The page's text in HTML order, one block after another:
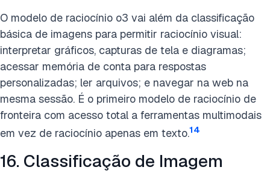
O modelo de raciocínio o3 vai além da classificação
básica de imagens para permitir raciocínio visual:
interpretar gráficos, capturas de tela e diagramas;
acessar memória de conta para respostas
personalizadas; ler arquivos; e navegar na web na
mesma sessão. É o primeiro modelo de raciocínio de
fronteira com acesso total a ferramentas multimodais
em vez de raciocínio apenas em texto.14
16. Classificação de Imagem